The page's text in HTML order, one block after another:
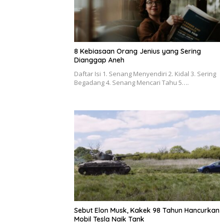
8 Kebiasaan Orang Jenius yang Sering
Dianggap Aneh
Daftar Isi 1. Senang Menyendiri 2. Kidal 3. Sering
Begadang 4. Senang Mencari Tahu 5….
Sebut Elon Musk, Kakek 98 Tahun Hancurkan
Mobil Tesla Naik Tank